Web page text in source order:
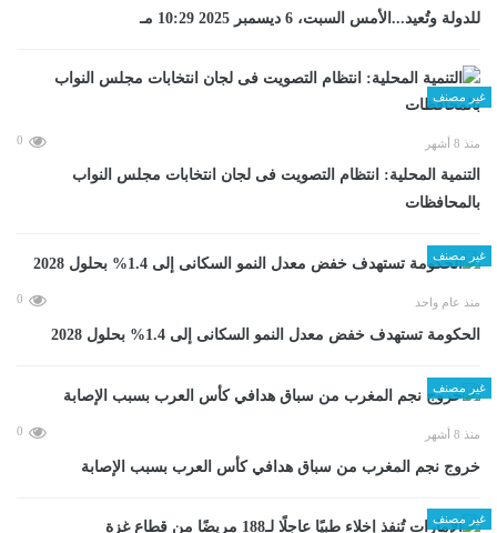
للدولة وتُعيد...الأمس السبت، 6 ديسمبر 2025 10:29 مـ
غير مصنف
منذ 8 أشهر 0
التنمية المحلية: انتظام التصويت فى لجان انتخابات مجلس النواب
بالمحافظات
غير مصنف
منذ عام واحد 0
الحكومة تستهدف خفض معدل النمو السكانى إلى 1.4% بحلول 2028
غير مصنف
منذ 8 أشهر 0
خروج نجم المغرب من سباق هدافي كأس العرب بسبب الإصابة
غير مصنف